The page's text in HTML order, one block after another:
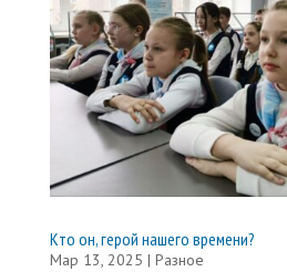
Кто он, герой нашего времени?
Мар 13, 2025 | Разное